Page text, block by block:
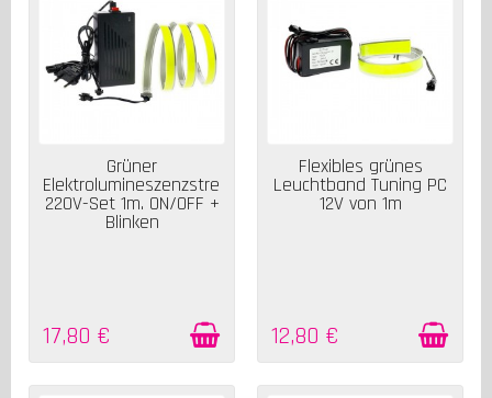
AUF LAGER
Grüner
Elektrolumineszenzstreifen
220V-Set 1m. ON/OFF +
Blinken
17,80 €
AUF LAGER
Flexibles grünes
Leuchtband Tuning PC
12V von 1m
12,80 €